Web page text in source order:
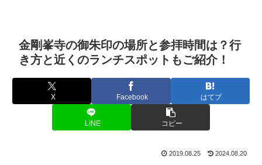
金剛峯寺の御朱印の場所と参拝時間は？行
き方と近くのランチスポットもご紹介！
X Facebook はてブ
LINE コピー
2019.08.25 2024.08.20